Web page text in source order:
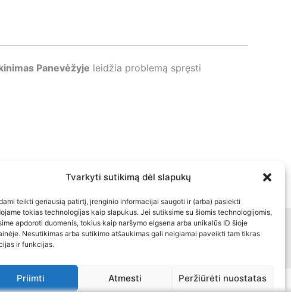
Tvarkyti sutikimą dėl slapukų
teikti geriausią patirtį, įrenginio informacijai saugoti ir (arba) pasiekti
tokias technologijas kaip slapukus. Jei sutiksime su šiomis technologijomis,
apdoroti duomenis, tokius kaip naršymo elgsena arba unikalūs ID šioje
Nesutikimas arba sutikimo atšaukimas gali neigiamai paveikti tam tikras
ir funkcijas.
Priimti Atmesti Peržiūrėti nuostatas
Panevėžyje leidžia problemą spręsti
informacija Kontaktai